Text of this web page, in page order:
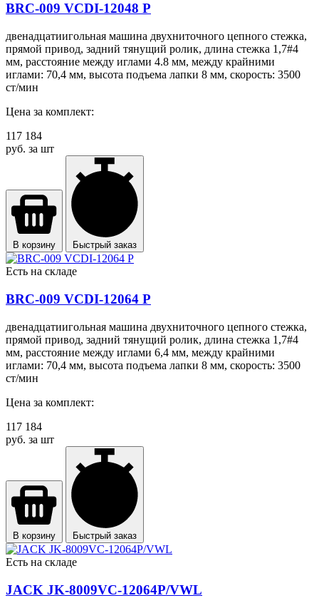
BRC-009 VCDI-12048 P
двенадцатиигольная машина двухниточного цепного стежка,
прямой привод, задний тянущий ролик, длина стежка 1,7#4
мм, расстояние между иглами 4.8 мм, между крайними
иглами: 70,4 мм, высота подъема лапки 8 мм, скорость: 3500
ст/мин
Цена за комплект:
117 184
руб. за шт
В корзину Быстрый заказ
Есть на складе
BRC-009 VCDI-12064 P
двенадцатиигольная машина двухниточного цепного стежка,
прямой привод, задний тянущий ролик, длина стежка 1,7#4
мм, расстояние между иглами 6,4 мм, между крайними
иглами: 70,4 мм, высота подъема лапки 8 мм, скорость: 3500
ст/мин
Цена за комплект:
117 184
руб. за шт
В корзину Быстрый заказ
Есть на складе
JACK JK-8009VC-12064P/VWL